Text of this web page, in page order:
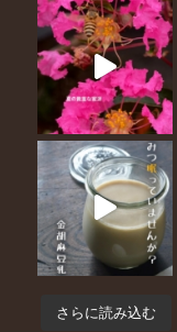
さらに読み込む